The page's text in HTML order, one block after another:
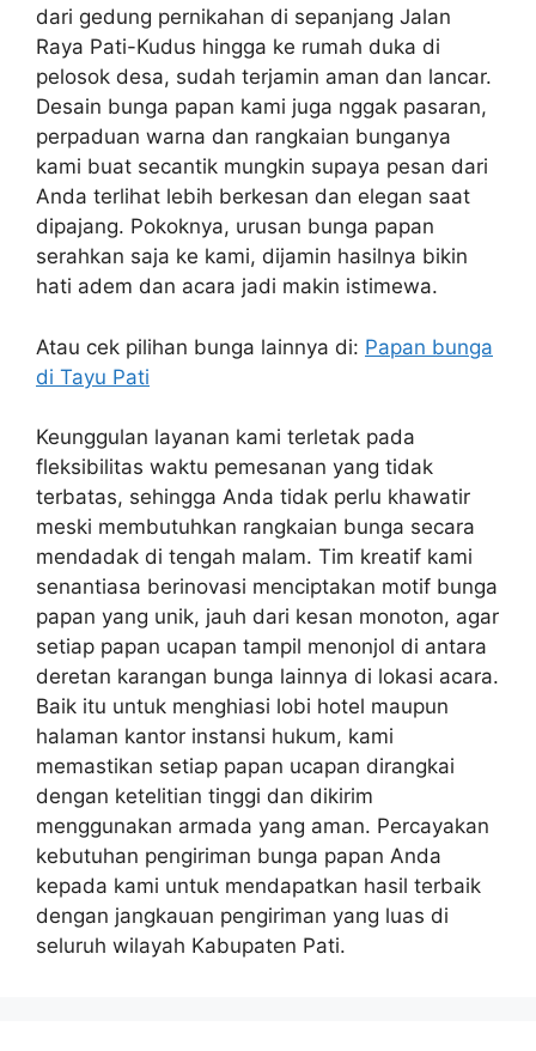
dari gedung pernikahan di sepanjang Jalan
Raya Pati-Kudus hingga ke rumah duka di
pelosok desa, sudah terjamin aman dan lancar.
Desain bunga papan kami juga nggak pasaran,
perpaduan warna dan rangkaian bunganya
kami buat secantik mungkin supaya pesan dari
Anda terlihat lebih berkesan dan elegan saat
dipajang. Pokoknya, urusan bunga papan
serahkan saja ke kami, dijamin hasilnya bikin
hati adem dan acara jadi makin istimewa.
Atau cek pilihan bunga lainnya di: Papan bunga
di Tayu Pati
Keunggulan layanan kami terletak pada
fleksibilitas waktu pemesanan yang tidak
terbatas, sehingga Anda tidak perlu khawatir
meski membutuhkan rangkaian bunga secara
mendadak di tengah malam. Tim kreatif kami
senantiasa berinovasi menciptakan motif bunga
papan yang unik, jauh dari kesan monoton, agar
setiap papan ucapan tampil menonjol di antara
deretan karangan bunga lainnya di lokasi acara.
Baik itu untuk menghiasi lobi hotel maupun
halaman kantor instansi hukum, kami
memastikan setiap papan ucapan dirangkai
dengan ketelitian tinggi dan dikirim
menggunakan armada yang aman. Percayakan
kebutuhan pengiriman bunga papan Anda
kepada kami untuk mendapatkan hasil terbaik
dengan jangkauan pengiriman yang luas di
seluruh wilayah Kabupaten Pati.